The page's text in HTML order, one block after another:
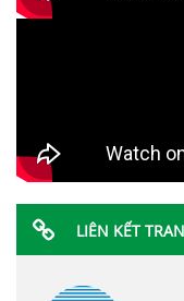
LIÊN KẾT